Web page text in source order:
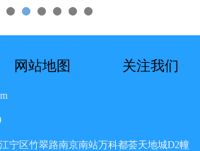
宁区竹翠路南京南站万科都荟天地城D2幢
关注我们
网站地图